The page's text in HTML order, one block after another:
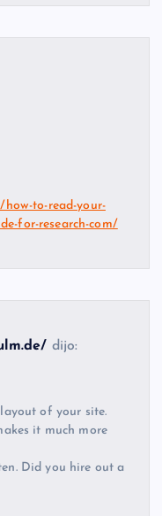
to-read-your-
for-research-com/
dijo:
of your site.
it much more
Did you hire out a